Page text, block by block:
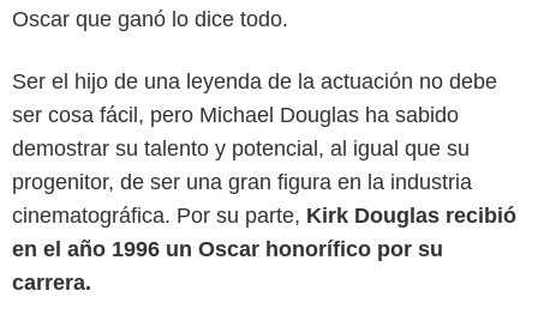
Oscar que ganó lo dice todo.
Ser el hijo de una leyenda de la actuación no debe
ser cosa fácil, pero Michael Douglas ha sabido
demostrar su talento y potencial, al igual que su
progenitor, de ser una gran figura en la industria
cinematográfica. Por su parte, Kirk Douglas recibió
en el año 1996 un Oscar honorífico por su
carrera.